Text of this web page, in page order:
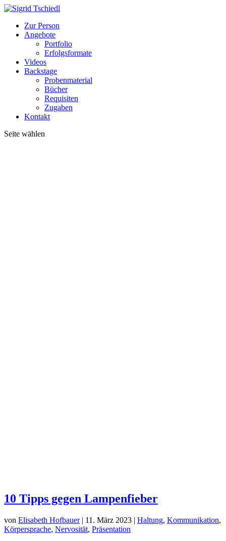
Zur Person
Angebote
Portfolio
Erfolgsformate
Videos
Backstage
Probenmaterial
Bücher
Requisiten
Zugaben
Kontakt
Seite wählen
10 Tipps gegen Lampenfieber
von Elisabeth Hofbauer| 11. März 2023 | Haltung, Kommunikation,
Körpersprache, Nervosität, Präsentation